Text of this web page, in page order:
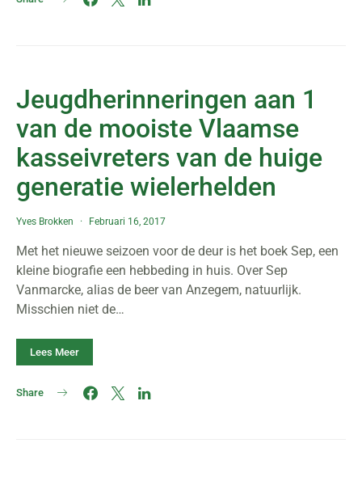
Jeugdherinneringen aan 1
van de mooiste Vlaamse
kasseivreters van de huige
generatie wielerhelden
Yves Brokken Februari 16, 2017
Met het nieuwe seizoen voor de deur is het boek Sep, een
kleine biografie een hebbeding in huis. Over Sep
Vanmarcke, alias de beer van Anzegem, natuurlijk.
Misschien niet de…
Lees Meer
Share